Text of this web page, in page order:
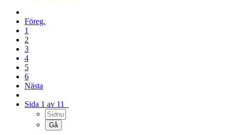
Föreg.
1
2
3
4
5
6
Nästa
Sida 1 av 11